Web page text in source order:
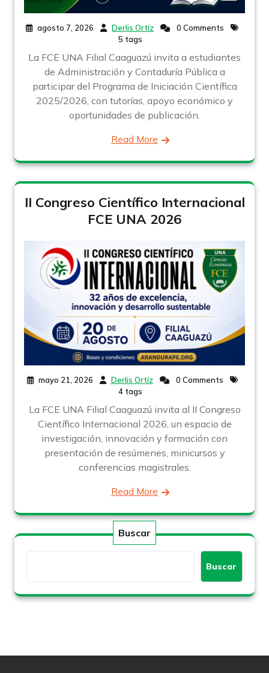
agosto 7, 2026 Derlis Ortíz
0 Comments
5 tags
La FCE UNA Filial Caaguazú invita a estudiantes
de Administración y Contaduría Pública a
participar del Programa de Iniciación Científica
2025/2026, con tutorías, apoyo económico y
oportunidades de publicación.
Read More
II Congreso Científico Internacional
FCE UNA 2026
mayo 21, 2026 Derlis Ortíz
0 Comments
4 tags
La FCE UNA Filial Caaguazú invita al II Congreso
Científico Internacional 2026, un espacio de
investigación, innovación y formación con
presentación de resúmenes, minicursos y
conferencias magistrales.
Read More
Buscar
Buscar